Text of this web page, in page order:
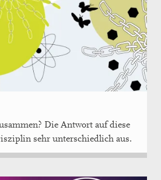
Die Antwort auf diese
sehr unterschiedlich aus.